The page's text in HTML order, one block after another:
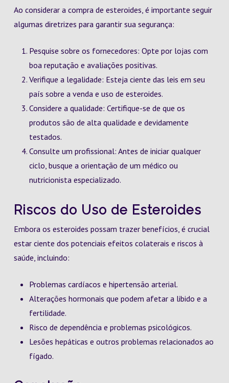
Ao considerar a compra de esteroides, é importante seguir
algumas diretrizes para garantir sua segurança:
Pesquise sobre os fornecedores: Opte por lojas com
boa reputação e avaliações positivas.
Verifique a legalidade: Esteja ciente das leis em seu
país sobre a venda e uso de esteroides.
Considere a qualidade: Certifique-se de que os
produtos são de alta qualidade e devidamente
testados.
Consulte um profissional: Antes de iniciar qualquer
ciclo, busque a orientação de um médico ou
nutricionista especializado.
Riscos do Uso de Esteroides
Embora os esteroides possam trazer benefícios, é crucial
estar ciente dos potenciais efeitos colaterais e riscos à
saúde, incluindo:
Problemas cardíacos e hipertensão arterial.
Alterações hormonais que podem afetar a libido e a
fertilidade.
Risco de dependência e problemas psicológicos.
Lesões hepáticas e outros problemas relacionados ao
fígado.